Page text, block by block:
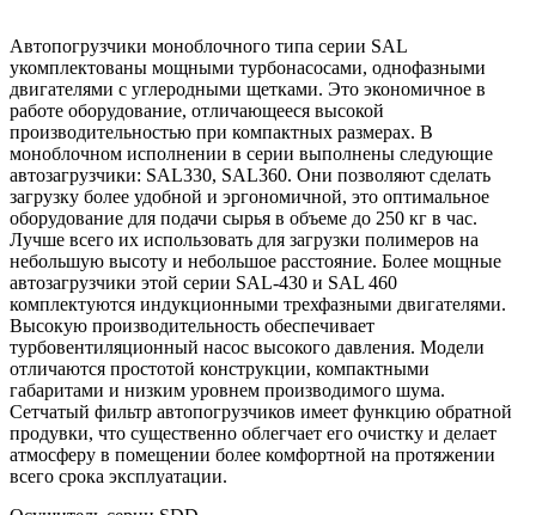
Автопогрузчики моноблочного типа серии SAL
укомплектованы мощными турбонасосами, однофазными
двигателями с углеродными щетками. Это экономичное в
работе оборудование, отличающееся высокой
производительностью при компактных размерах. В
моноблочном исполнении в серии выполнены следующие
автозагрузчики: SAL330, SAL360. Они позволяют сделать
загрузку более удобной и эргономичной, это оптимальное
оборудование для подачи сырья в объеме до 250 кг в час.
Лучше всего их использовать для загрузки полимеров на
небольшую высоту и небольшое расстояние. Более мощные
автозагрузчики этой серии SAL-430 и SAL 460
комплектуются индукционными трехфазными двигателями.
Высокую производительность обеспечивает
турбовентиляционный насос высокого давления. Модели
отличаются простотой конструкции, компактными
габаритами и низким уровнем производимого шума.
Сетчатый фильтр автопогрузчиков имеет функцию обратной
продувки, что существенно облегчает его очистку и делает
атмосферу в помещении более комфортной на протяжении
всего срока эксплуатации.